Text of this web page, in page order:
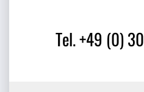
Tel. +49 (0)